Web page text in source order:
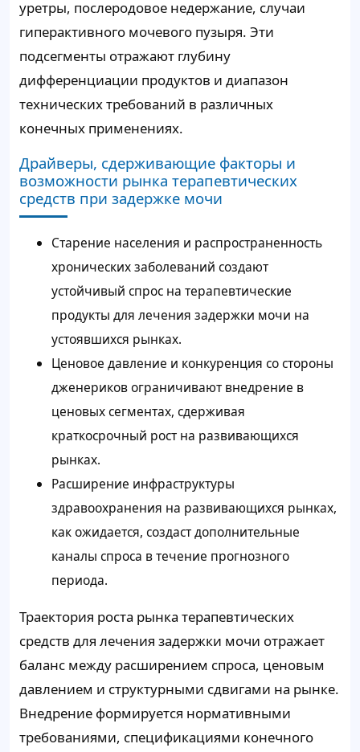
уретры, послеродовое недержание, случаи
гиперактивного мочевого пузыря. Эти
подсегменты отражают глубину
дифференциации продуктов и диапазон
технических требований в различных
конечных применениях.
Драйверы, сдерживающие факторы и
возможности рынка терапевтических
средств при задержке мочи
Старение населения и распространенность
хронических заболеваний создают
устойчивый спрос на терапевтические
продукты для лечения задержки мочи на
устоявшихся рынках.
Ценовое давление и конкуренция со стороны
дженериков ограничивают внедрение в
ценовых сегментах, сдерживая
краткосрочный рост на развивающихся
рынках.
Расширение инфраструктуры
здравоохранения на развивающихся рынках,
как ожидается, создаст дополнительные
каналы спроса в течение прогнозного
периода.
Траектория роста рынка терапевтических
средств для лечения задержки мочи отражает
баланс между расширением спроса, ценовым
давлением и структурными сдвигами на рынке.
Внедрение формируется нормативными
требованиями, спецификациями конечного